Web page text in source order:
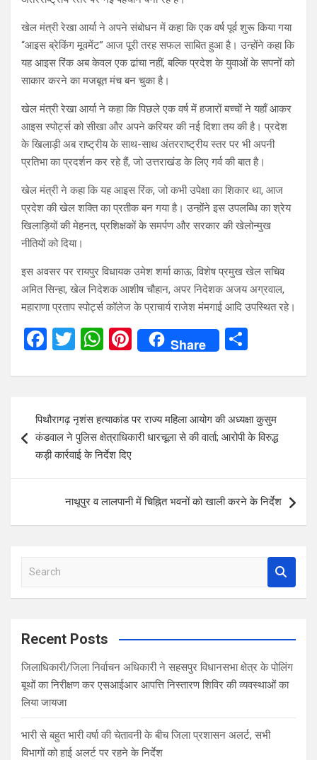
खेल मंत्री रेखा आर्या ने अपने संबोधन में कहा कि एक वर्ष पूर्व शुरू किया गया
“आइस ब्रेकिंग मूवमेंट” आज पूरी तरह सफल साबित हुआ है। उन्होंने कहा कि
यह आइस रिंक अब केवल एक ढांचा नहीं, बल्कि प्रदेश के युवाओं के सपनों को
साकार करने का मजबूत मंच बन चुका है।
खेल मंत्री रेखा आर्या ने कहा कि पिछले एक वर्ष में हजारों बच्चों ने यहाँ आकर
आइस स्पोर्ट्स को सीखा और अपने करियर की नई दिशा तय की है। प्रदेश
के खिलाड़ी अब राष्ट्रीय के साथ-साथ अंतरराष्ट्रीय स्तर पर भी अपनी
प्रतिभा का प्रदर्शन कर रहे हैं, जो उत्तराखंड के लिए गर्व की बात है।
खेल मंत्री ने कहा कि यह आइस रिंक, जो कभी उपेक्षा का शिकार था, आज
प्रदेश की खेल शक्ति का प्रतीक बन गया है। उन्होंने इस उपलब्धि का श्रेय
खिलाड़ियों की मेहनत, प्रशिक्षकों के समर्पण और सरकार की खेलोन्मुख
नीतियों को दिया।
इस अवसर पर रायपुर विधायक उमेश शर्मा काऊ, विशेष प्रमुख खेल सचिव
अमित सिन्हा, खेल निदेशक आशीष चौहान, अपर निदेशक अजय अग्रवाल,
महाराणा प्रताप स्पोर्ट्स कॉलेज के प्राचार्य राजेश मंमगाई आदि उपस्थित रहे।
F
ce
b
o
o
k
T
tt
W
at
A
p
p
Pi
er
t
Share
ar
navigation
पिथौरागढ़ नृशंस हत्याकांड पर राज्य महिला आयोग की अध्यक्षा कुसुम
कंडवाल ने पुलिस क्षेत्राधिकारी धारचूला से की वार्ता; आरोपी के विरुद्ध
कड़ी कार्रवाई के निर्देश दिए
नाथूपुर व लालपानी में चिह्नित भवनों को खाली करने के निर्देश
a
c
Recent Posts
जिलाधिकारी/जिला निर्वाचन अधिकारी ने सहसपुर विधानसभा क्षेत्र के पोलिंग
बूथों का निरीक्षण कर एसआईआर आपत्ति निस्तारण शिविर की व्यवस्थाओं का
लिया जायजा
भारी से बहुत भारी वर्षा की चेतावनी के बीच जिला प्रशासन अलर्ट, सभी
विभागों को हाई अलर्ट पर रहने के निर्देश